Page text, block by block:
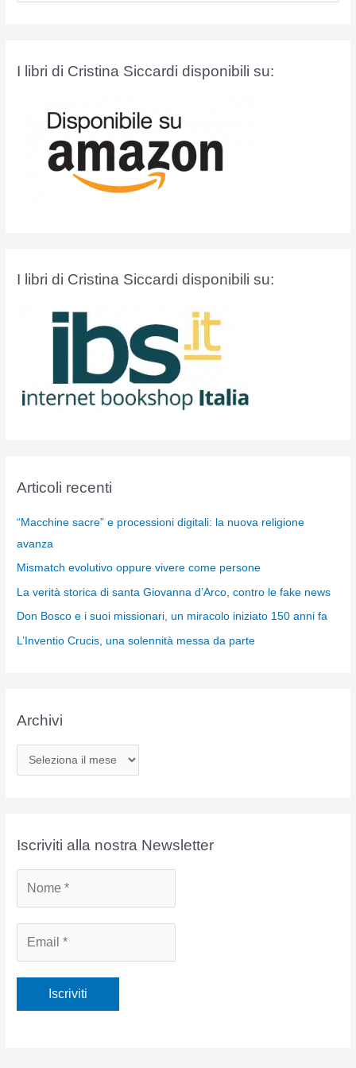
I libri di Cristina Siccardi disponibili su:
I libri di Cristina Siccardi disponibili su:
Articoli recenti
“Macchine sacre” e processioni digitali: la nuova religione
avanza
Mismatch evolutivo oppure vivere come persone
La verità storica di santa Giovanna d’Arco, contro le fake news
Don Bosco e i suoi missionari, un miracolo iniziato 150 anni fa
L’Inventio Crucis, una solennità messa da parte
Archivi
r
iIscriviti alla nostra Newsletter